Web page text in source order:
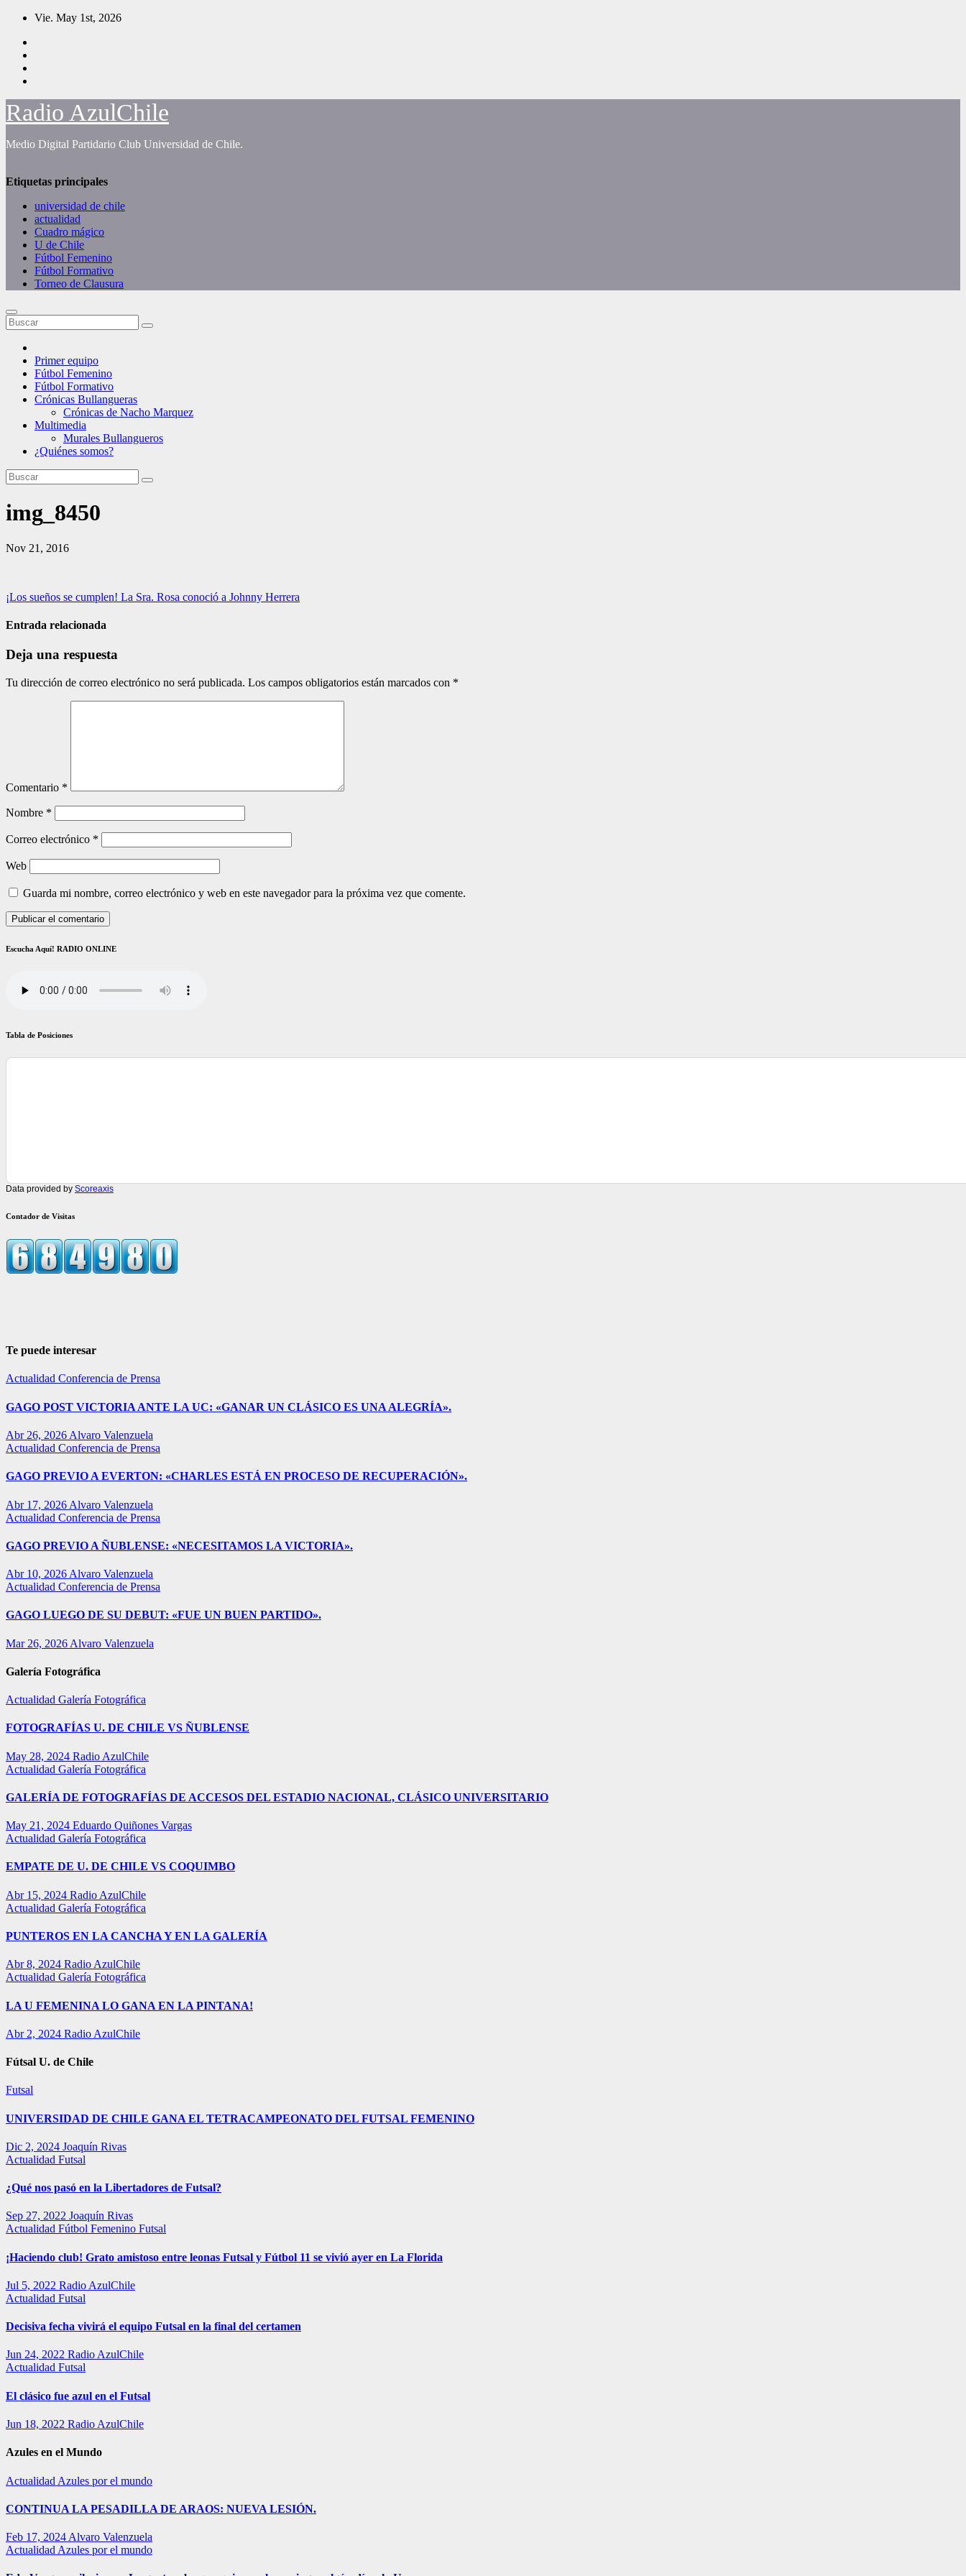
Saltar
contenido
Vie. May 1st, 2026
Radio AzulChile
Medio Digital Partidario Club Universidad de Chile.
Etiquetas principales
universidad de chile
actualidad
Cuadro mágico
U de Chile
Fútbol Femenino
Fútbol Formativo
Torneo de Clausura
Primer equipo
Fútbol Femenino
Fútbol Formativo
Crónicas Bullangueras
Crónicas de Nacho Marquez
Multimedia
Murales Bullangueros
¿Quiénes somos?
img_8450
Nov 21, 2016
Navegación
de
¡Los sueños se cumplen! La Sra. Rosa conoció a Johnny Herrera
Entrada relacionada
Deja una respuesta
Tu dirección de correo electrónico no será publicada. Los campos obligatorios están marcados con *
Comentario *
Nombre *
Correo electrónico *
Web
Guarda mi nombre, correo electrónico y web en este navegador para la próxima vez que comente.
Escucha Aquí! RADIO ONLINE
Tabla de Posiciones
Data provided by Scoreaxis
Contador de Visitas
Te puede interesar
Actualidad Conferencia de Prensa
GAGO POST VICTORIA ANTE LA UC: «GANAR UN CLÁSICO ES UNA ALEGRÍA».
Abr 26, 2026 Alvaro Valenzuela
Actualidad Conferencia de Prensa
GAGO PREVIO A EVERTON: «CHARLES ESTÁ EN PROCESO DE RECUPERACIÓN».
Abr 17, 2026 Alvaro Valenzuela
Actualidad Conferencia de Prensa
GAGO PREVIO A ÑUBLENSE: «NECESITAMOS LA VICTORIA».
Abr 10, 2026 Alvaro Valenzuela
Actualidad Conferencia de Prensa
GAGO LUEGO DE SU DEBUT: «FUE UN BUEN PARTIDO».
Mar 26, 2026 Alvaro Valenzuela
Galería Fotográfica
Actualidad Galería Fotográfica
FOTOGRAFÍAS U. DE CHILE VS ÑUBLENSE
May 28, 2024 Radio AzulChile
Actualidad Galería Fotográfica
GALERÍA DE FOTOGRAFÍAS DE ACCESOS DEL ESTADIO NACIONAL, CLÁSICO UNIVERSITARIO
May 21, 2024 Eduardo Quiñones Vargas
Actualidad Galería Fotográfica
EMPATE DE U. DE CHILE VS COQUIMBO
Abr 15, 2024 Radio AzulChile
Actualidad Galería Fotográfica
PUNTEROS EN LA CANCHA Y EN LA GALERÍA
Abr 8, 2024 Radio AzulChile
Actualidad Galería Fotográfica
LA U FEMENINA LO GANA EN LA PINTANA!
Abr 2, 2024 Radio AzulChile
Fútsal U. de Chile
Futsal
UNIVERSIDAD DE CHILE GANA EL TETRACAMPEONATO DEL FUTSAL FEMENINO
Dic 2, 2024 Joaquín Rivas
Actualidad Futsal
¿Qué nos pasó en la Libertadores de Futsal?
Sep 27, 2022 Joaquín Rivas
Actualidad Fútbol Femenino Futsal
¡Haciendo club! Grato amistoso entre leonas Futsal y Fútbol 11 se vivió ayer en La Florida
Jul 5, 2022 Radio AzulChile
Actualidad Futsal
Decisiva fecha vivirá el equipo Futsal en la final del certamen
Jun 24, 2022 Radio AzulChile
Actualidad Futsal
El clásico fue azul en el Futsal
Jun 18, 2022 Radio AzulChile
Azules en el Mundo
Actualidad Azules por el mundo
CONTINUA LA PESADILLA DE ARAOS: NUEVA LESIÓN.
Feb 17, 2024 Alvaro Valenzuela
Actualidad Azules por el mundo